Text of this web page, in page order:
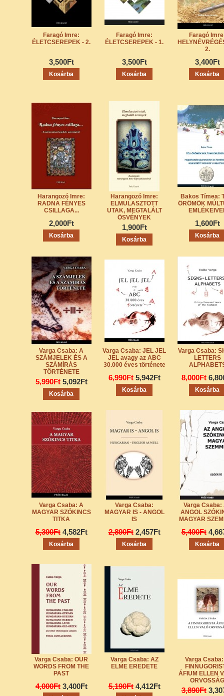
Faragó Imre:
ÉLETCSEREPEK - 2.
3,500Ft
Faragó Imre:
ÉLETCSEREPEK - 1.
3,500Ft
Faragó
2.
3,400Ft
Harangozó Imre:
RADNA FÉNYES
CSILLAGA...
2,000Ft
Harangozó Imre:
ELMULASZTOTT
UTAK, MEGTALÁLT
ÖSVÉNYEK
1,900Ft
Bakos Tímea:
ÖRÖMÖK
1,600Ft
Varga Csaba: A
SZÁMJELEK ÉS A
SZÁMÍRÁS
TÖRTÉNETE
5,990Ft 5,092Ft
Varga Csaba: JEL JEL
JEL avagy az ABC
30.000 éves története
6,990Ft 5,942Ft
Varga Csaba:
LETTERS
8,000Ft
Varga Csaba: A
MAGYAR SZÓKINCS
TITKA
5,390Ft 4,582Ft
Varga Csaba:
MAGYAR IS - ANGOL
IS
2,890Ft 2,457Ft
Varga Csaba:
ANGOL
MAGYAR
5,490Ft
Varga Csaba: OUR
WORDS FROM THE
PAST
4,000Ft 3,400Ft
Varga Csaba: AZ
ELME EREDETE
5,190Ft 4,412Ft
Varga
ÁFIUM ELLEN
ORVOSSÁG
3,890Ft